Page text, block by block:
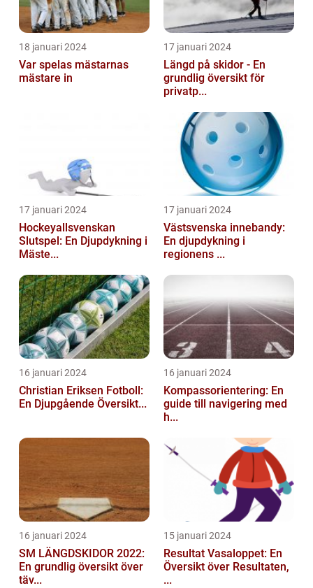
18 januari 2024
Var spelas mästarnas
mästare in
17 januari 2024
Längd på skidor - En
grundlig översikt för
privatp...
17 januari 2024
Hockeyallsvenskan
Slutspel: En Djupdykning i
Mäste...
17 januari 2024
Västsvenska innebandy:
En djupdykning i
regionens ...
16 januari 2024
Christian Eriksen Fotboll:
En Djupgående Översikt...
16 januari 2024
Kompassorientering: En
guide till navigering med
h...
16 januari 2024
SM LÄNGDSKIDOR 2022:
En grundlig översikt över
täv...
15 januari 2024
Resultat Vasaloppet: En
Översikt över Resultaten,
...